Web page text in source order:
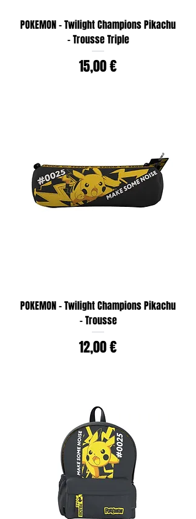
POKEMON - Twilight Champions Pikachu
- Trousse Triple
Prix
15,00 €
POKEMON - Twilight Champions Pikachu
- Trousse
Prix
12,00 €